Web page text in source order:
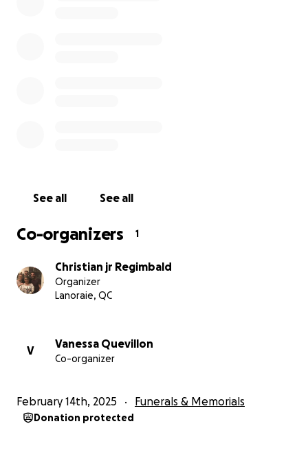
See all See all
Co-organizers 1
Christian jr Regimbald
Organizer
Lanoraie, QC
V
Vanessa Quevillon
Co-organizer
February 14th, 2025 Funerals & Memorials
Donation protected